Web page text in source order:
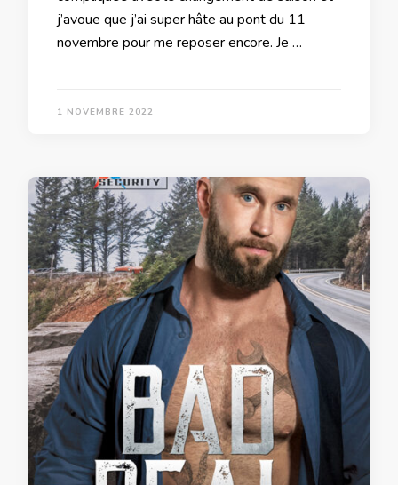
j’avoue que j’ai super hâte au pont du 11
novembre pour me reposer encore. Je …
1 NOVEMBRE 2022